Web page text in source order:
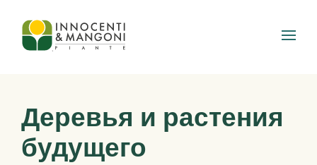
Skip to main content
Деревья и растения
будущего